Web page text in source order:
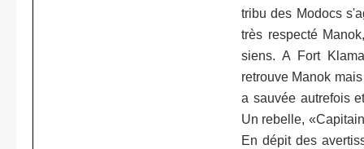
tribu des Modocs
très respecté
siens. A Fort
retrouve Manok
a sauvée autrefois
Un rebelle,
En dépit des